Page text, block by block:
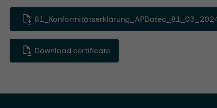
Download certificate